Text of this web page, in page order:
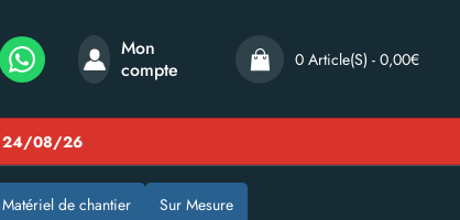
Mon
compte
0 Article(s) - 0,00€
24/08/26
Matériel de chantier Sur Mesure